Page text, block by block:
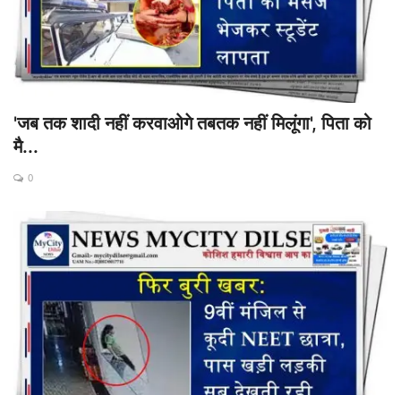
'जब तक शादी नहीं करवाओगे तबतक नहीं मिलूंगा', पिता को
मै...
0